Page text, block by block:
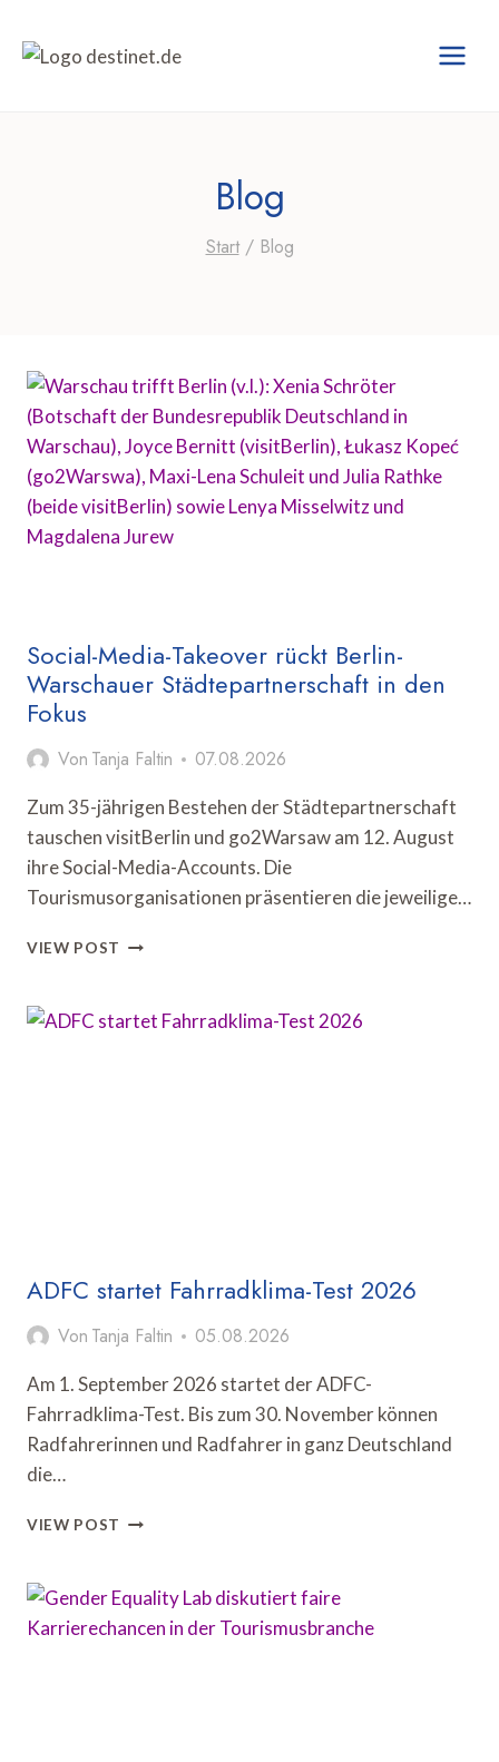
Inhalt
springen
Blog
Start / Blog
Social-Media-Takeover rückt Berlin-
Warschauer Städtepartnerschaft in den
Fokus
Von Tanja Faltin 07.08.2026
Zum 35-jährigen Bestehen der Städtepartnerschaft
tauschen visitBerlin und go2Warsaw am 12. August
ihre Social-Media-Accounts. Die
Tourismusorganisationen präsentieren die jeweilige…
VIEW POST SOCIAL-
RÜCKT
ADFC startet Fahrradklima-Test 2026
Von Tanja Faltin 05.08.2026
Am 1. September 2026 startet der ADFC-
Fahrradklima-Test. Bis zum 30. November können
Radfahrerinnen und Radfahrer in ganz Deutschland
die…
VIEW POST ADFC
TEST
2026